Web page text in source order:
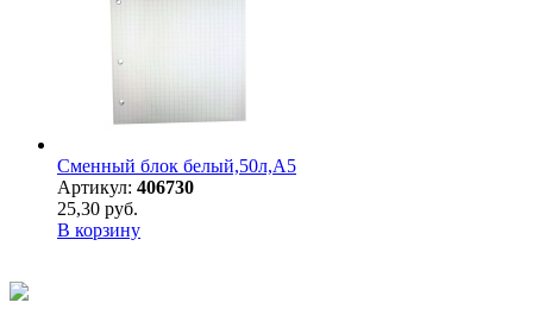
Сменный блок белый,50л,А5
Артикул: 406730
25,30 руб.
В корзину